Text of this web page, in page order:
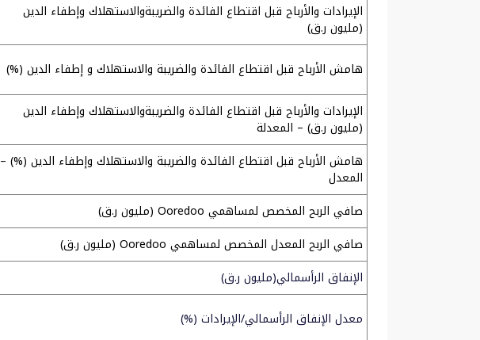
الإيرادات والأرباح قبل اقتطاع الفائدة والضريبةوالاستهلاك وإطفاء الدين
(مليون ر.ق)
هامش الأرباح قبل اقتطاع الفائدة والضريبة والاستهلاك و إطفاء الدين (%)
الإيرادات والأرباح قبل اقتطاع الفائدة والضريبةوالاستهلاك وإطفاء الدين
(مليون ر.ق) – المعدلة
هامش الأرباح قبل اقتطاع الفائدة والضريبة والاستهلاك وإطفاء الدين (%) –
المعدل
صافي الربح المخصص لمساهمي Ooredoo (مليون ر.ق)
صافي الربح المعدل المخصص لمساهمي Ooredoo (مليون ر.ق)
الإنفاق الرأسمالي(مليون ر.ق)
معدل الإنفاق الرأسمالي/الإيرادات (%)